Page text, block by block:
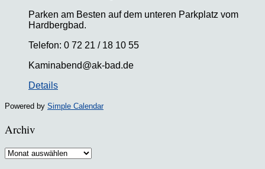
Parken am Besten auf dem unteren Parkplatz vom
Hardbergbad.
Telefon: 0 72 21 / 18 10 55
Kaminabend@ak-bad.de
Details
Powered by Simple Calendar
Archiv
Archiv